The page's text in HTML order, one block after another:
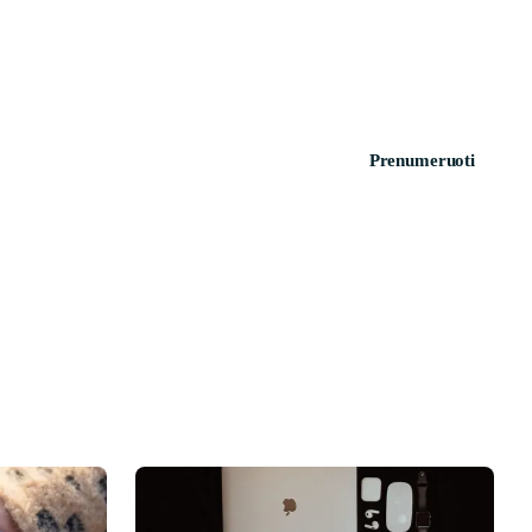
Prenumeruoti